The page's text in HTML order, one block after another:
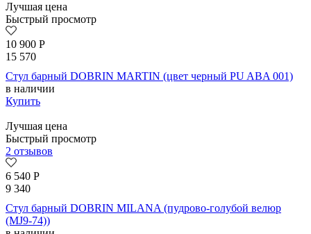
Лучшая цена
Быстрый просмотр
10 900 Р
15 570
Стул барный DOBRIN MARTIN (цвет черный PU ABA 001)
в наличии
Купить
Лучшая цена
Быстрый просмотр
2 отзывов
6 540 Р
9 340
Стул барный DOBRIN MILANA (пудрово-голубой велюр
(MJ9-74))